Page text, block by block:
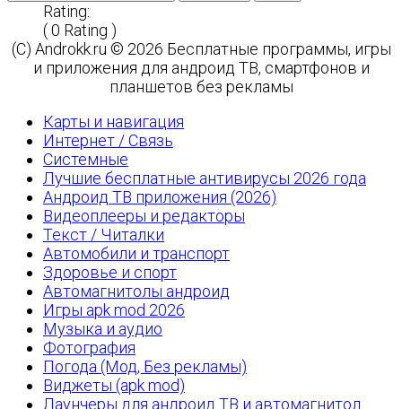
Rating:
( 0 Rating )
(C) Androkk.ru © 2026 Бесплатные программы, игры
и приложения для андроид ТВ, смартфонов и
планшетов без рекламы
Карты и навигация
Интернет / Связь
Системные
Лучшие бесплатные антивирусы 2026 года
Андроид ТВ приложения (2026)
Видеоплееры и редакторы
Текст / Читалки
Автомобили и транспорт
Здоровье и спорт
Автомагнитолы андроид
Игры apk mod 2026
Музыка и аудио
Фотография
Погода (Мод, Без рекламы)
Виджеты (apk mod)
Лаунчеры для андроид ТВ и автомагнитол